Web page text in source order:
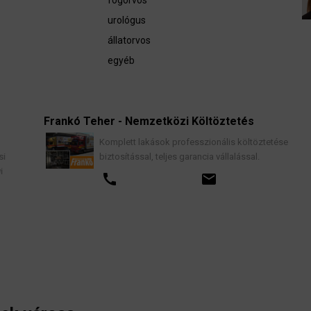
urológus
állatorvos
egyéb
Frankó Teher - Nemzetközi Költöztetés
Komplett lakások professzionális költöztetése
biztosítással, teljes garancia vállalással.